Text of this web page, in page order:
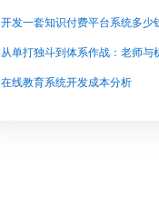
在线教育系统开发成本分析